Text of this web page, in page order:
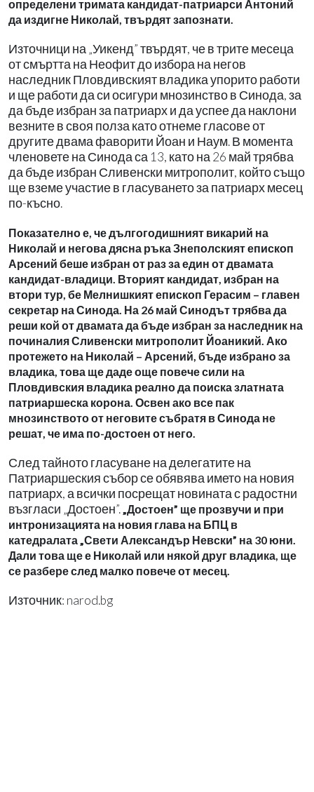
определени тримата кандидат-патриарси Антоний
да издигне Николай, твърдят запознати.
Източници на „Уикенд” твърдят, че в трите месеца
от смъртта на Неофит до избора на негов
наследник Пловдивският владика упорито работи
и ще работи да си осигури мнозинство в Синода, за
да бъде избран за патриарх и да успее да наклони
везните в своя полза като отнеме гласове от
другите двама фаворити Йоан и Наум. В момента
членовете на Синода са 13, като на 26 май трябва
да бъде избран Сливенски митрополит, който също
ще вземе участие в гласуването за патриарх месец
по-късно.
Показателно е, че дългогодишният викарий на
Николай и негова дясна ръка Знеполският епископ
Арсений беше избран от раз за един от двамата
кандидат-владици. Вторият кандидат, избран на
втори тур, бе Мелнишкият епископ Герасим – главен
секретар на Синода. На 26 май Синодът трябва да
реши кой от двамата да бъде избран за наследник на
починалия Сливенски митрополит Йоаникий. Ако
протежето на Николай – Арсений, бъде избрано за
владика, това ще даде още повече сили на
Пловдивския владика реално да поиска златната
патриаршеска корона. Освен ако все пак
мнозинството от неговите събратя в Синода не
решат, че има по-достоен от него.
След тайното гласуване на делегатите на
Патриаршеския събор се обявява името на новия
патриарх, а всички посрещат новината с радостни
възгласи „Достоен”.„Достоен” ще прозвучи и при
интронизацията на новия глава на БПЦ в
катедралата „Свети Александър Невски” на 30 юни.
Дали това ще е Николай или някой друг владика, ще
се разбере след малко повече от месец.
Източник: narod.bg